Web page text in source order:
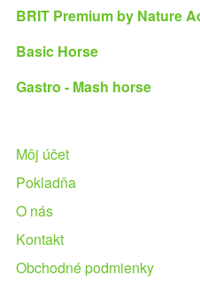
BRIT Premium by Nature
Basic Horse
Gastro - Mash horse
Môj účet
Pokladňa
O nás
Kontakt
Obchodné podmienky